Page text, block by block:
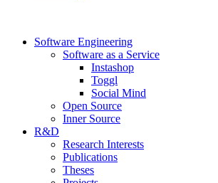
Software Engineering
Software as a Service
Instashop
Toggl
Social Mind
Open Source
Inner Source
R&D
Research Interests
Publications
Theses